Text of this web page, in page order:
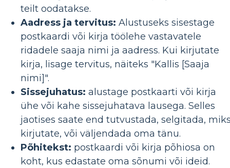
teilt oodatakse.
Aadress ja tervitus: Alustuseks sisestage
postkaardi või kirja töölehe vastavatele
ridadele saaja nimi ja aadress. Kui kirjutate
kirja, lisage tervitus, näiteks "Kallis [Saaja
nimi]".
Sissejuhatus: alustage postkaarti või kirja
ühe või kahe sissejuhatava lausega. Selles
jaotises saate end tutvustada, selgitada,
kirjutate, või väljendada oma tänu.
Põhitekst: postkaardi või kirja põhiosa on
koht, kus edastate oma sõnumi või ideid.